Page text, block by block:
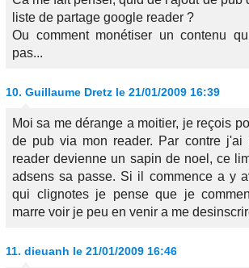
liste de partage google reader ?
Ou comment monétiser un contenu
pas...
10. Guillaume Dretz le 21/01/2009 16:39
Moi sa me dérange a moitier, je reçois
de pub via mon reader. Par contre j'ai
reader devienne un sapin de noel, ce
adsens sa passe. Si il commence a y
qui clignotes je pense que je
marre voir je peu en venir a me
11. dieuanh le 21/01/2009 16:46